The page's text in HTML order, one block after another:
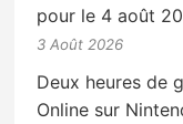
pour le 4 août
3 Août 2026
Deux heures de
Online sur